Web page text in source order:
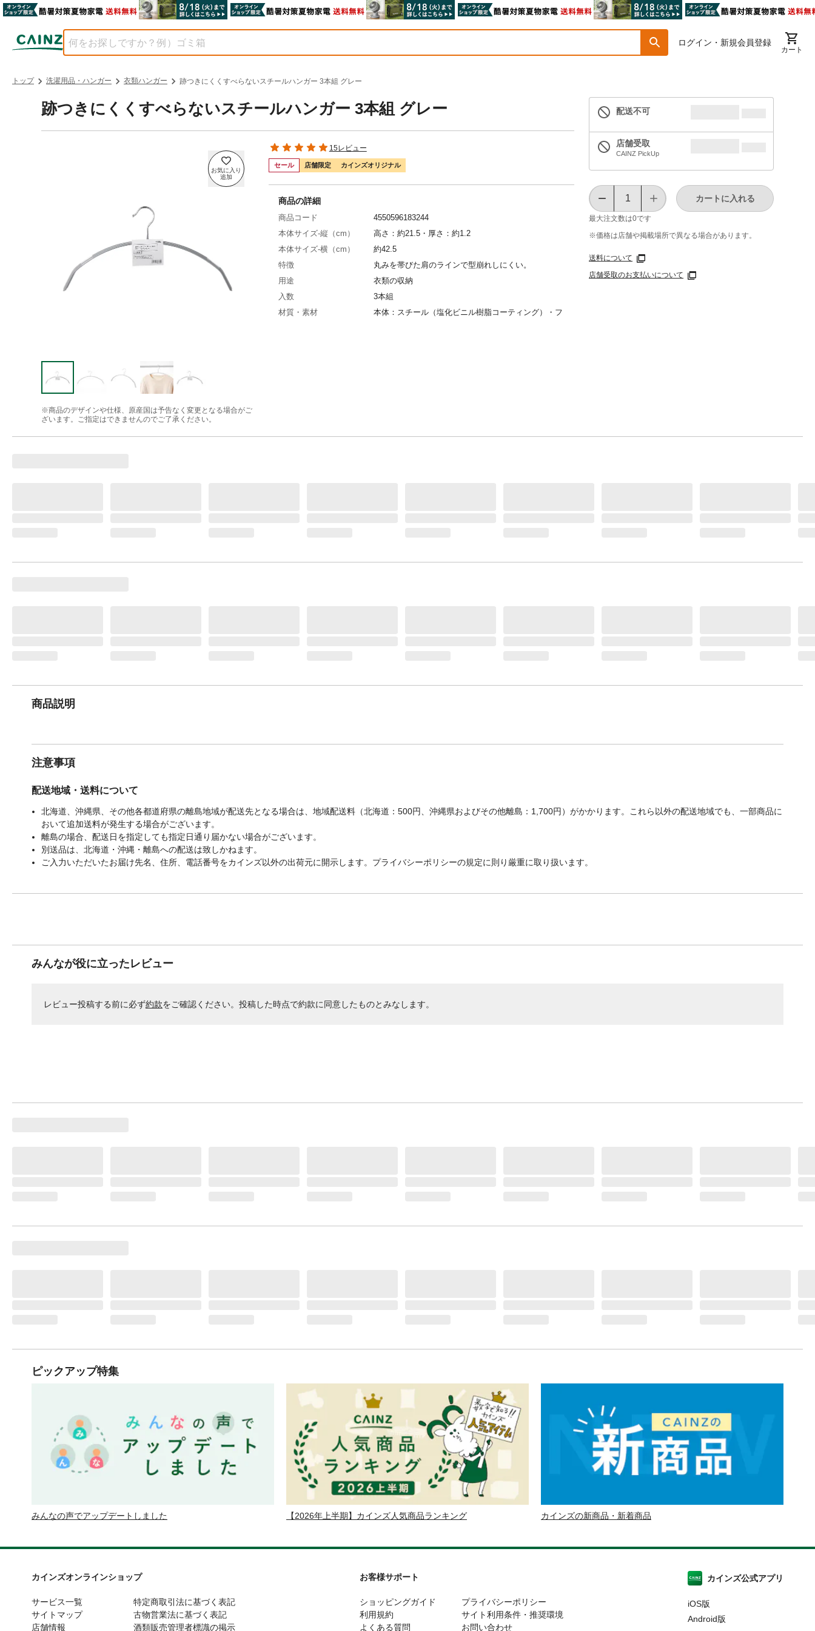
ログイン・新規会員登録
カート
トップ 洗濯用品・ハンガー 衣類ハンガー 跡つきにくくすべらないスチールハンガー 3本組 グレー
跡つきにくくすべらないスチールハンガー 3本組 グレー
※商品のデザインや仕様、原産国は予告なく変更となる場合がご
ざいます。ご指定はできませんのでご了承ください。
15レビュー
セール 店舗限定 カインズオリジナル
配送不可
店舗受取
CAINZ PickUp
最大注文数は0です
カートに入れる
※価格は​店舗や​掲載場所で​異なる​場合が​あります。
送料について
店舗受取のお支払いについて
商品の詳細
商品コード
4550596183244
本体サイズ-縦（cm）
高さ：約21.5・厚さ：約1.2
本体サイズ-横（cm）
約42.5
特徴
丸みを帯びた肩のラインで型崩れしにくい。
用途
衣類の収納
入数
3本組
材質・素材
本体：スチール（塩化ビニル樹脂コーティング）・フ
商品説明
注意事項
配送地域・送料について
北海道、沖縄県、その他各都道府県の離島地域が配送先となる場合は、地域配送料（北海道：500円、沖縄県およびその他離島：1,700円）がかかります。これら以外の配送地域でも、一部商品に
おいて追加送料が発生する場合がございます。
離島の場合、配送日を指定しても指定日通り届かない場合がございます。
別送品は、北海道・沖縄・離島への配送は致しかねます。
ご入力いただいたお届け先名、住所、電話番号をカインズ以外の出荷元に開示します。プライバシーポリシーの規定に則り厳重に取り扱います。
みんなが役に立ったレビュー
レビュー投稿する前に必ず約款をご確認ください。投稿した時点で約款に同意したものとみなします。
ピックアップ特集
みんなの声でアップデートしました 【2026年上半期】カインズ人気商品ランキング カインズの新商品・新着商品
カインズオンラインショップ
サービス一覧
サイトマップ
店舗情報
特定商取引法に基づく表記
古物営業法に基づく表記
酒類販売管理者標識の掲示
お客様サポート
ショッピングガイド
利用規約
よくある質問
プライバシーポリシー
サイト利用条件・推奨環境
お問い合わせ
カインズ公式アプリ
iOS版
Android版